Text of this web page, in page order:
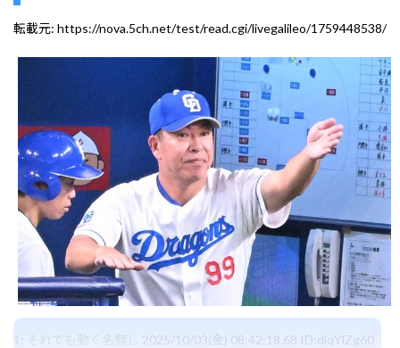
転載元: https://nova.5ch.net/test/read.cgi/livegalileo/1759448538/
1: それでも動く名無し 2025/10/03(金) 08:42:18.68 ID:diqYlZg60